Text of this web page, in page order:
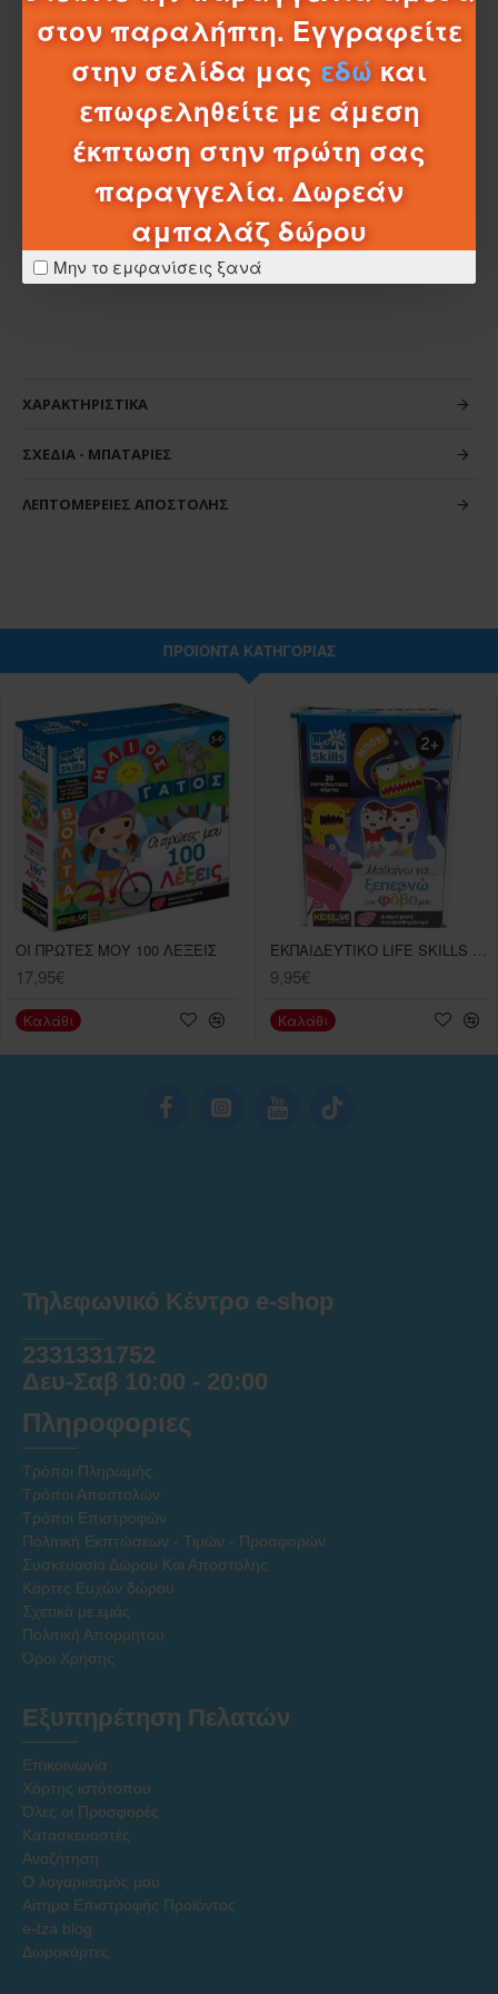
στον παραλήπτη. Εγγραφείτε
στην σελίδα μας εδώ και
επωφεληθείτε με άμεση
έκπτωση στην πρώτη σας
παραγγελία. Δωρεάν
αμπαλάζ δώρου
Μην το εμφανίσεις ξανά
• Γόμα
ακονίζουν το μυαλό!
Με αυτό το παιχνίδι:
-Μαθαίνω να παίρνω αποφάσεις
-Τονώνω τη δημιουργική σκέψη
-Βελτιώνω την επικοινωνία
-Χτίζω αποτελεσματικές σχέσειςυ
-Διαχειρίζομαι το άγχος μου
ΧΑΡΑΚΤΗΡΙΣΤΙΚΆ
ΣΧΈΔΙΑ - ΜΠΑΤΑΡΊΕΣ
ΛΕΠΤΟΜΈΡΕΙΕΣ ΑΠΟΣΤΟΛΉΣ
ΠΡΟΪΌΝΤΑ ΚΑΤΗΓΟΡΊΑΣ
ΟΙ ΠΡΩΤΕΣ ΜΟΥ 100 ΛΕΞΕΙΣ
17,95€
Καλάθι
ΕΚΠΑΙΔΕΥΤΙΚΟ LIFE SKILLS ΜΑΘΑΙΝΩ ΝΑ ΞΕΠΕΡΝΩ ΤΟΝ ΦΟΒΟ ΜΟΥ
9,95€
Καλάθι
Τηλεφωνικό Κέντρο e-shop
2331331752
Δευ-Σαβ 10:00 - 20:00
Πληροφοριες
Τρόποι Πληρωμής
Τρόποι Αποστολών
Τρόποι Επιστροφών
Πολιτική Εκπτώσεων - Τιμών - Προσφορών
Συσκευασία Δώρου Και Αποστολής
Κάρτες Ευχών δώρου
Σχετικά με εμάς
Πολιτική Απορρήτου
Όροι Χρήσης
Εξυπηρέτηση Πελατών
Επικοινωνία
Χάρτης ιστότοπου
Όλες οι Προσφορές
Κατασκευαστές
Αναζήτηση
Ο λογαριασμός μου
Αίτημα Επιστροφής Προϊόντος
e-tza blog
Δωροκάρτες